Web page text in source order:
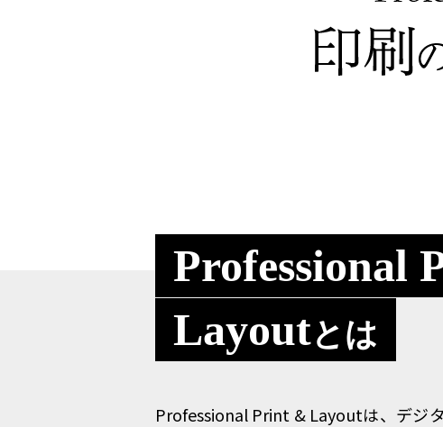
Professional
Layoutとは
Professional Print & Layoutは、デジ